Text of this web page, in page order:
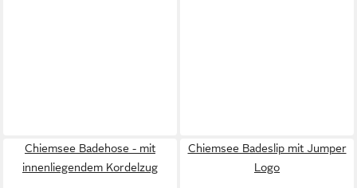
Chiemsee Badehose - mit
innenliegendem Kordelzug
Chiemsee Badeslip mit Jumper
Logo